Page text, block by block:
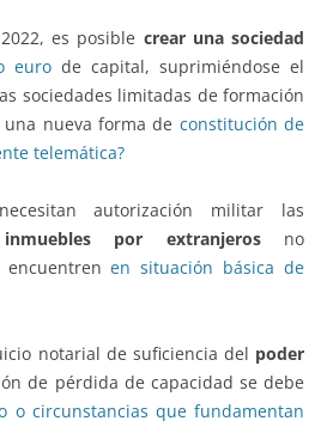
es posible crear una sociedad
euro de capital, suprimiéndose el
sociedades limitadas de formación
nueva forma de constitución de
telemática?
autorización militar las
por extranjerosno
encuentrenen situación básica de
notarial de suficiencia del poder
de pérdida de capacidad se debe
o circunstancias que fundamentan